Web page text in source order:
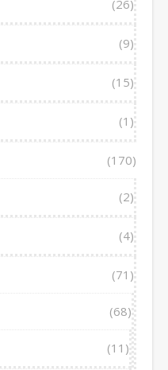
(26)
(9)
(15)
(1)
(170)
(2)
(4)
(71)
(68)
(11)